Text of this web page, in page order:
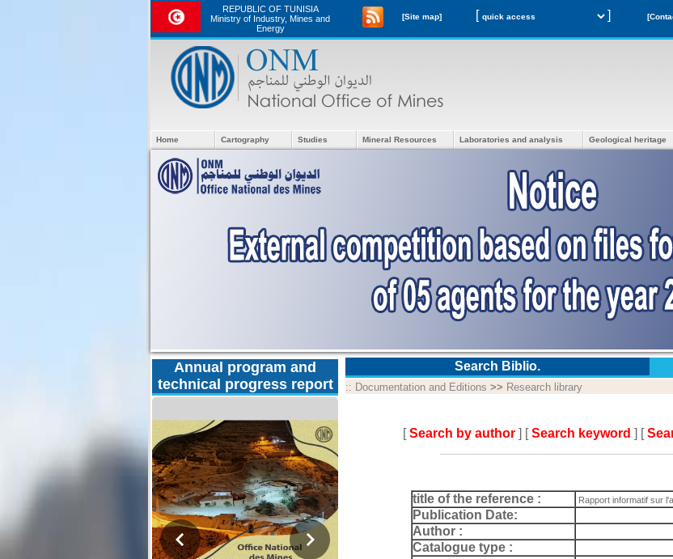
REPUBLIC OF TUNISIA
Ministry of Industry, Mines and
Energy
[Site map] [ ]
Home Cartography Studies Mineral Resources Laboratories and analysis Geological heritage
Annual program and
technical progress report
Search Biblio.
:: Documentation and Editions >> Research library
[Search by author ] [Search keyword ] [
title of the reference : Rapport informatif sur
Publication Date:
Author :
Catalogue type :